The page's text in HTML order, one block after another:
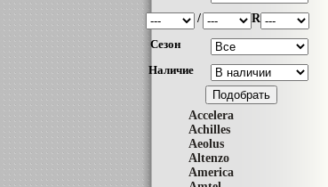
/
R
Сезон
Наличие
Accelera
Achilles
Aeolus
Altenzo
America